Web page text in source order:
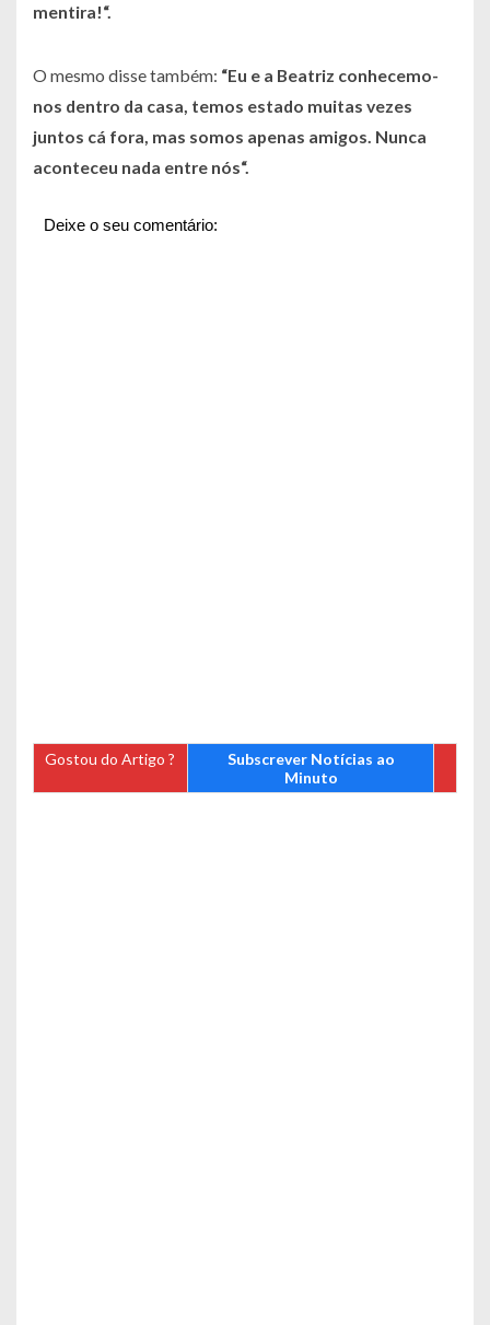
mentira!“.
O mesmo disse também: “Eu e a Beatriz conhecemo-
nos dentro da casa, temos estado muitas vezes
juntos cá fora, mas somos apenas amigos. Nunca
aconteceu nada entre nós“.
Deixe o seu comentário:
Gostou do Artigo ?
Subscrever Notícias ao
Minuto